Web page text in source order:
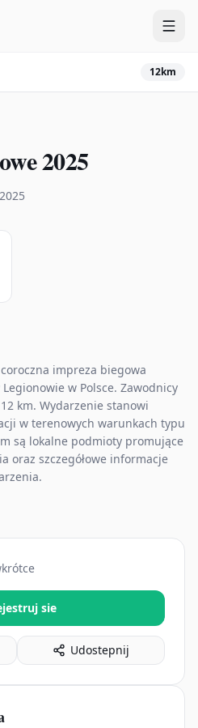
12km
2025
impreza biegowa
w Polsce. Zawodnicy
km. Wydarzenie stanowi
w terenowych warunkach typu
są lokalne podmioty promujące
oraz szczegółowe informacje
sie
Udostepnij